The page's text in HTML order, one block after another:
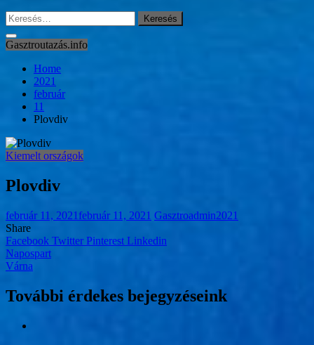
Keresés:
Gasztroutazás.info
Home
2021
február
11
Plovdiv
Kiemelt országok
Plovdiv
február 11, 2021február 11, 2021 Gasztroadmin2021
Share
Facebook Twitter Pinterest Linkedin
Bejegyzés
navigáció
Napospart
Várna
További érdekes bejegyzéseink